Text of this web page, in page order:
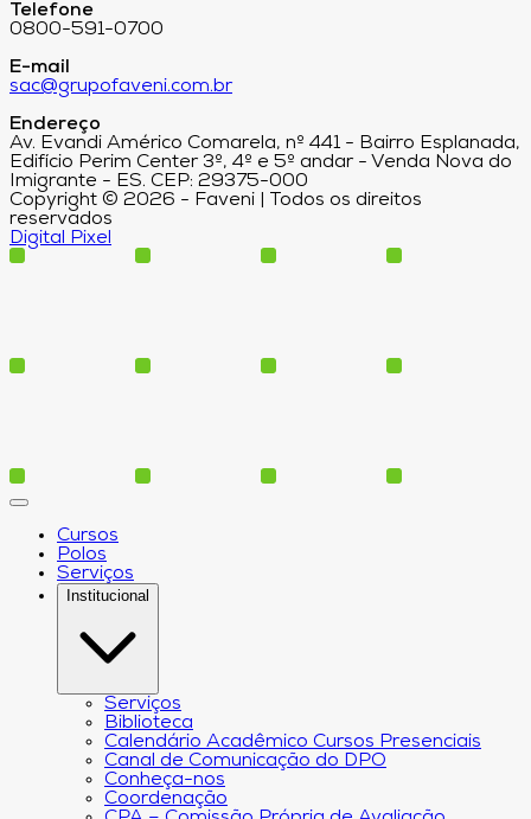
Telefone
0800-591-0700
E-mail
sac@grupofaveni.com.br
Endereço
Av. Evandi Américo Comarela, nº 441 - Bairro Esplanada,
Edifício Perim Center 3º, 4º e 5º andar - Venda Nova do
Imigrante - ES. CEP: 29375-000
Copyright © 2026 - Faveni | Todos os direitos
reservados
Digital Pixel
Cursos
Polos
Serviços
Institucional
Serviços
Biblioteca
Calendário Acadêmico Cursos Presenciais
Canal de Comunicação do DPO
Conheça-nos
Coordenação